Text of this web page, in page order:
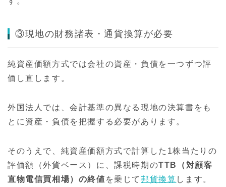
③現地の財務諸表・通貨換算が必要
純資産価額方式では会社の資産・負債を一つずつ評
価し直します。
外国法人では、会計基準の異なる現地の決算書をも
とに資産・負債を把握する必要があります。
そのうえで、純資産価額方式で計算した1株当たりの
評価額（外貨ベース）に、課税時期のTTB（対顧客
直物電信買相場）の終値 を乗じて邦貨換算 します。